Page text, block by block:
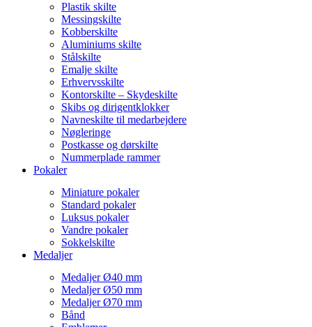
Plastik skilte
Messingskilte
Kobberskilte
Aluminiums skilte
Stålskilte
Emalje skilte
Erhvervsskilte
Kontorskilte – Skydeskilte
Skibs og dirigentklokker
Navneskilte til medarbejdere
Nøgleringe
Postkasse og dørskilte
Nummerplade rammer
Pokaler
Miniature pokaler
Standard pokaler
Luksus pokaler
Vandre pokaler
Sokkelskilte
Medaljer
Medaljer Ø40 mm
Medaljer Ø50 mm
Medaljer Ø70 mm
Bånd